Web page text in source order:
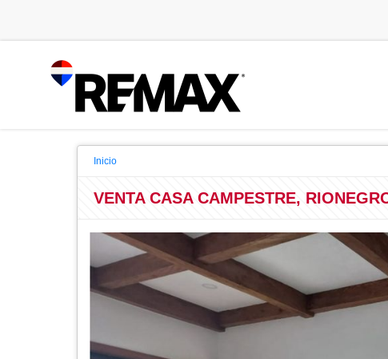
Inicio
VENTA CASA CAMPESTRE,